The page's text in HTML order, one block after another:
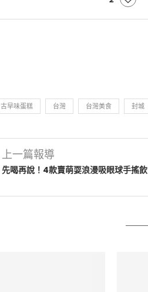
古早味蛋糕 台灣 台灣美食 封城
上一篇報導
先喝再說！4款賣萌耍浪漫吸眼球手搖飲